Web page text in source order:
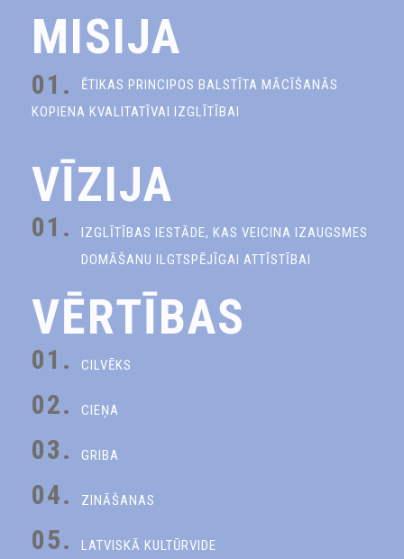
MISIJA
01.
ĒTIKAS PRINCIPOS BALSTĪTA MĀCĪŠANĀS
KOPIENA KVALITATĪVAI IZGLĪTĪBAI
VĪZIJA
01.
IZGLĪTĪBAS IESTĀDE, KAS VEICINA IZAUGSMES
DOMĀŠANU ILGTSPĒJĪGAI ATTĪSTĪBAI
VĒRTĪBAS
01. CILVĒKS
02. CIEŅA
03. GRIBA
04. ZINĀŠANAS
05. LATVISKĀ KULTŪRVIDE